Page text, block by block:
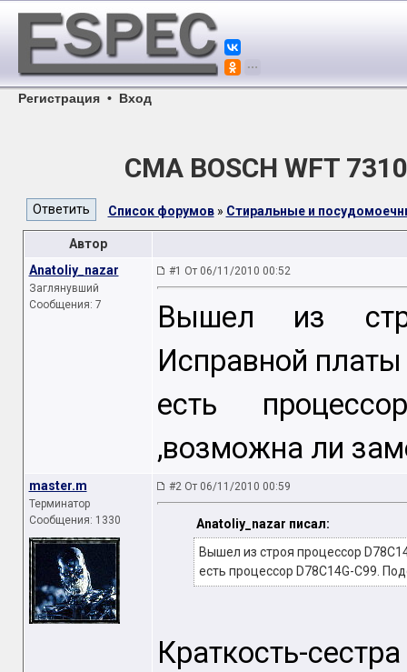
Регистрация • Вход
CMA BOSCH WFT
Список форумов» Стиральные и
Автор
Anatoliy_nazar
Заглянувший
Сообщения: 7
#1 От 06/11/2010 00:52
Вышел из
Исправной платы
есть
,возможна ли
master.m
Терминатор
Сообщения: 1330
#2 От 06/11/2010 00:59
Anatoliy_nazar писал:
Вышел из строя процессор
есть процессор D78C14G-С99.
Краткость-